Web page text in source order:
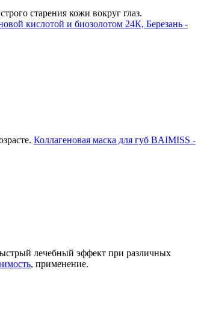
старения кожи вокруг глаз.
кислотой и биозолотом 24К, Березань -
Коллагеновая маска для губ BAIMISS -
лечебный эффект при различных
, применение.